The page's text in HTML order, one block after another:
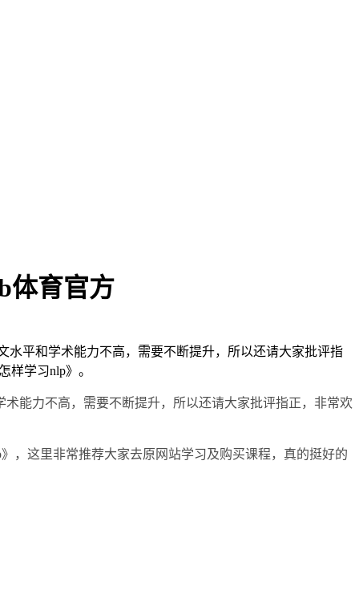
体育官方
水平和学术能力不高，需要不断提升，所以还请大家批评指
样学习nlp》。
能力不高，需要不断提升，所以还请大家批评指正，非常欢
，这里非常推荐大家去原网站学习及购买课程，真的挺好的